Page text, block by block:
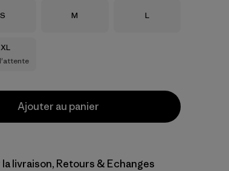
Taille
S Taille
M Taille
L
Ajouter au panier
livraison, Retours & Echanges